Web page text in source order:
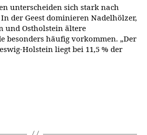
unterscheiden sich stark nach
der Geest dominieren Nadelhölzer,
und Ostholstein ältere
besonders häufig vorkommen. „Der
Holstein liegt bei 11,5 % der